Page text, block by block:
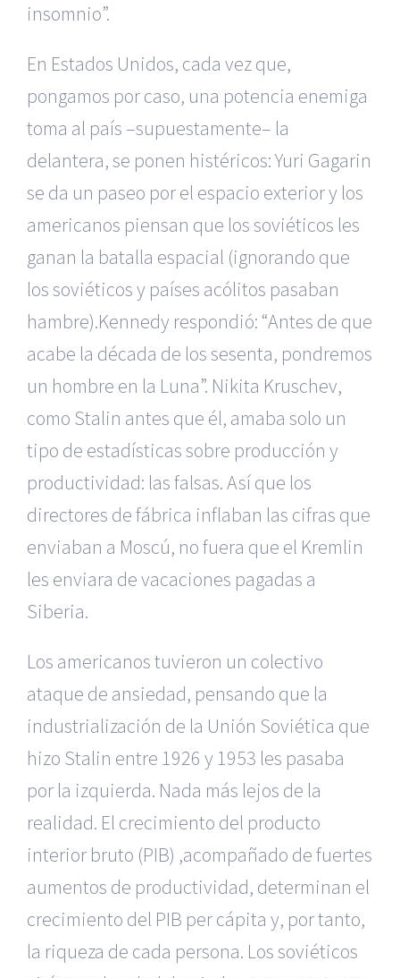
insomnio”.
En Estados Unidos, cada vez que,
pongamos por caso, una potencia enemiga
toma al país –supuestamente– la
delantera, se ponen histéricos: Yuri Gagarin
se da un paseo por el espacio exterior y los
americanos piensan que los soviéticos les
ganan la batalla espacial (ignorando que
los soviéticos y países acólitos pasaban
hambre).Kennedy respondió: “Antes de que
acabe la década de los sesenta, pondremos
un hombre en la Luna”. Nikita Kruschev,
como Stalin ­antes que él, amaba solo un
tipo de estadísticas sobre producción y
productividad: las falsas. Así que los
directores de fábrica inflaban las cifras que
enviaban a Moscú, no fuera que el Kremlin
les enviara de ­vacaciones pagadas a
Siberia.
Los americanos tuvieron un colectivo
ataque de ansiedad, pensando que la
industrialización de la Unión Soviética que
hizo Stalin entre 1926 y 1953 les pasaba
por la izquierda. Nada más lejos de la
realidad. El crecimiento del producto
interior bruto (PIB) ,acompañado de fuertes
aumentos de productividad, determinan el
crecimiento del PIB per cápita y, por tanto,
la riqueza de cada persona. Los soviéticos